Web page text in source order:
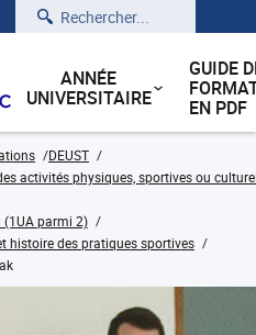
Rechercher
ANNÉE
UNIVERSITAIRE
GUIDE
EN PDF
DEUST
activités physiques, sportives ou
parmi 2)
histoire des pratiques sportives